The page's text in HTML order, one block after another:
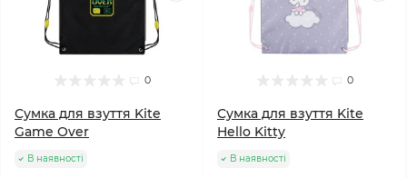
0
Сумка для взуття Kite
Game Over
В наявності
0
Сумка для взуття Kite
Hello Kitty
В наявності